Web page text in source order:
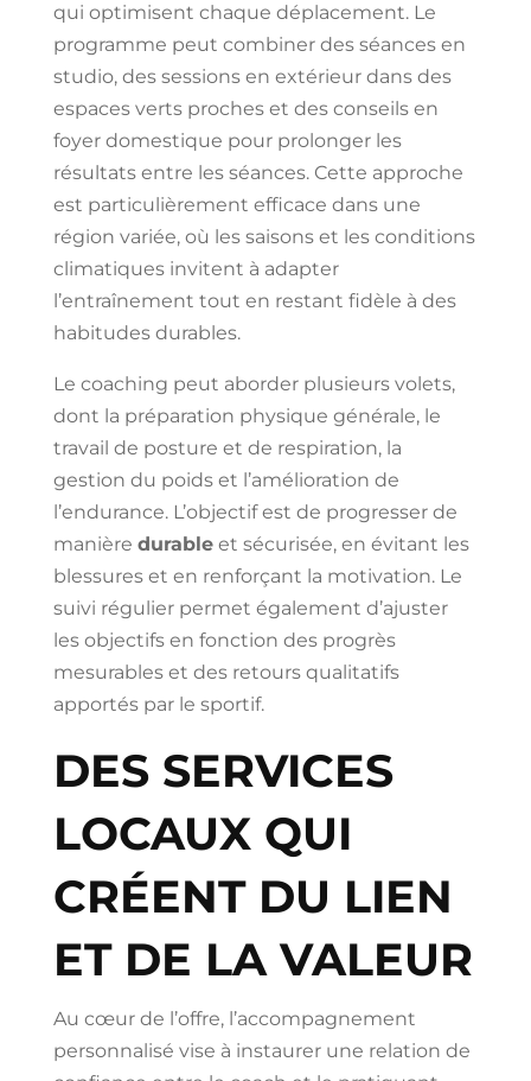
qui optimisent chaque déplacement. Le
programme peut combiner des séances en
studio, des sessions en extérieur dans des
espaces verts proches et des conseils en
foyer domestique pour prolonger les
résultats entre les séances. Cette approche
est particulièrement efficace dans une
région variée, où les saisons et les conditions
climatiques invitent à adapter
l’entraînement tout en restant fidèle à des
habitudes durables.
Le coaching peut aborder plusieurs volets,
dont la préparation physique générale, le
travail de posture et de respiration, la
gestion du poids et l’amélioration de
l’endurance. L’objectif est de progresser de
manière durableet sécurisée, en évitant les
blessures et en renforçant la motivation. Le
suivi régulier permet également d’ajuster
les objectifs en fonction des progrès
mesurables et des retours qualitatifs
apportés par le sportif.
DES SERVICES
LOCAUX QUI
CRÉENT DU LIEN
ET DE LA VALEUR
Au cœur de l’offre, l’accompagnement
personnalisé vise à instaurer une relation de